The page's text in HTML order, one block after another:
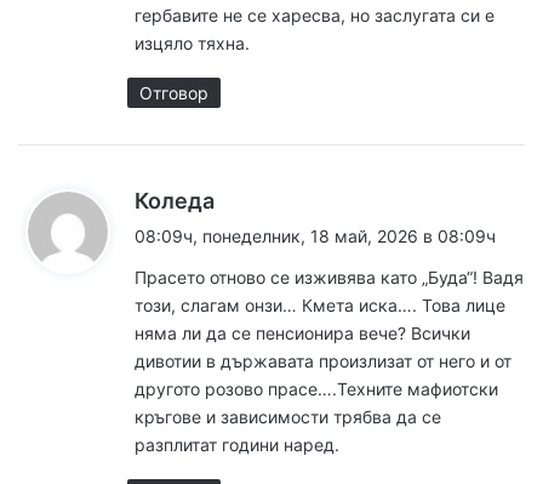
гербавите не се харесва, но заслугата си е
изцяло тяхна.
Отговор
Коледа
а
:
08:09ч, понеделник, 18 май, 2026 в 08:09ч
Прасето отново се изживява като „Буда“! Вадя
този, слагам онзи… Кмета иска…. Това лице
няма ли да се пенсионира вече? Всички
дивотии в държавата произлизат от него и от
другото розово прасе….Техните мафиотски
кръгове и зависимости трябва да се
разплитат години наред.